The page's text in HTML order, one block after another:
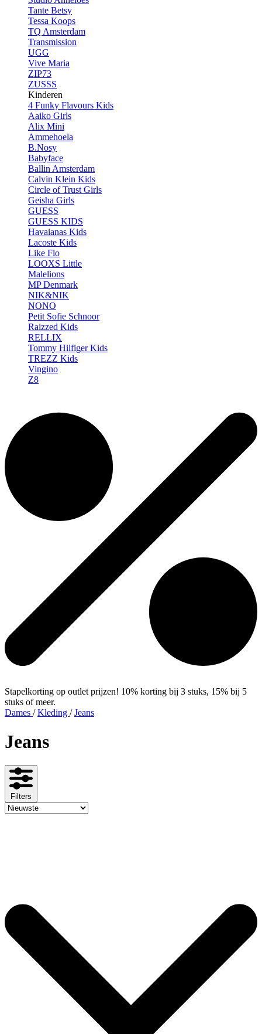
Tante Betsy
Tessa Koops
TQ Amsterdam
Transmission
UGG
Vive Maria
ZIP73
ZUSSS
Kinderen
4 Funky Flavours Kids
Aaiko Girls
Alix Mini
Ammehoela
B.Nosy
Babyface
Ballin Amsterdam
Calvin Klein Kids
Circle of Trust Girls
Geisha Girls
GUESS
GUESS KIDS
Havaianas Kids
Lacoste Kids
Like Flo
LOOXS Little
Malelions
MP Denmark
NIK&NIK
NONO
Petit Sofie Schnoor
Raizzed Kids
RELLIX
Tommy Hilfiger Kids
TREZZ Kids
Vingino
Z8
Stapelkorting op outlet prijzen! 10% korting bij 3 stuks, 15% bij 5
stuks of meer.
Dames / Kleding / Jeans
Jeans
Filters